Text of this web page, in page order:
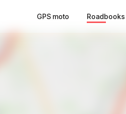
GPS moto Roadbooks